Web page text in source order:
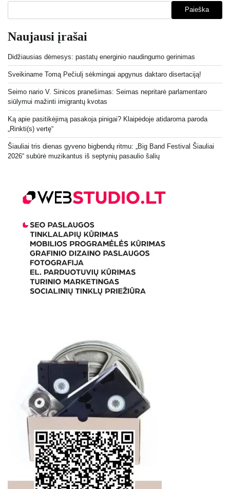
Paieška
Naujausi įrašai
Didžiausias dėmesys: pastatų energinio naudingumo gerinimas
Sveikiname Tomą Pečiulį sėkmingai apgynus daktaro disertaciją!
Seimo nario V. Sinicos pranešimas: Seimas nepritarė parlamentaro
siūlymui mažinti imigrantų kvotas
Ką apie pasitikėjimą pasakoja pinigai? Klaipėdoje atidaroma paroda
„Rinkti(s) vertę“
Šiauliai tris dienas gyveno bigbendų ritmu: „Big Band Festival Šiauliai
2026“ subūrė muzikantus iš septynių pasaulio šalių